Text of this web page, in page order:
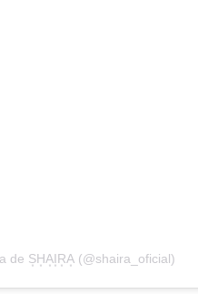
de S͙H͙A͙I͙R͙A͙ (@shaira_oficial)